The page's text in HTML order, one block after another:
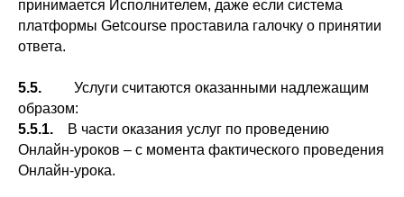
принимается Исполнителем, даже если система
платформы Getcourse проставила галочку о принятии
ответа.
5.5. Услуги считаются оказанными надлежащим
образом:
5.5.1.
В части оказания услуг по проведению
Онлайн-уроков – с момента фактического проведения
Онлайн-урока.